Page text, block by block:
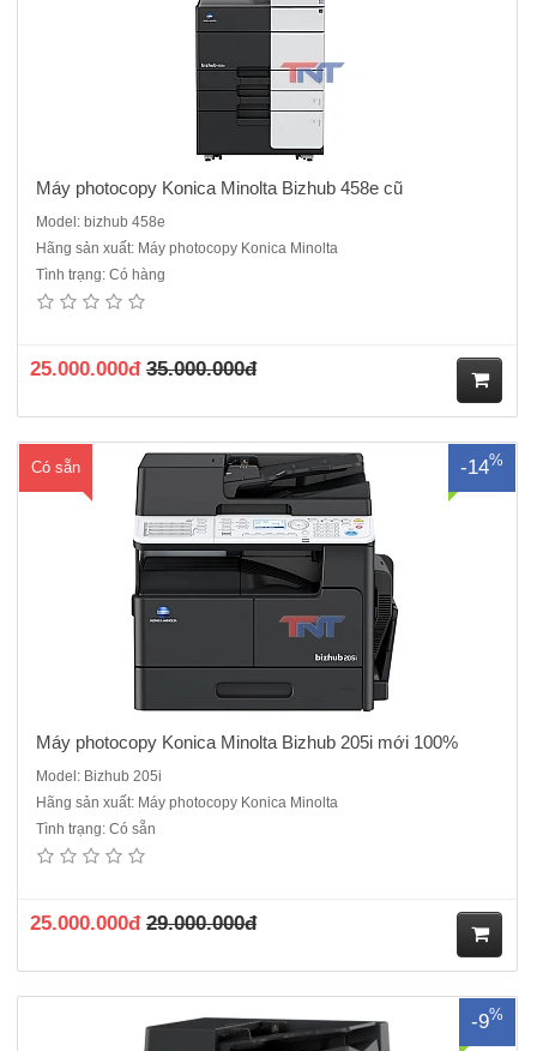
Máy photocopy Konica Minolta Bizhub 458e cũ
Model: bizhub 458e
Hãng sản xuất: Máy photocopy Konica Minolta
Tình trạng: Có hàng
25.000.000đ 35.000.000đ
ua
Có sẵn -14%
Máy photocopy Konica Minolta Bizhub 205i mới 100% Hàng chính
hãng , Nguyên đai , nguyên kiện- Màn hình điều khiển LCD 5 dòng.-
Máy photocopy Konica Minolta Bizhub 205i mới 100%
Model: Bizhub 205i
Hãng sản xuất: Máy photocopy Konica Minolta
Tình trạng: Có sẵn
25.000.000đ 29.000.000đ
ua
-9%
Máy photocopy Konica Minolta Bizhub 225i Mới 100% Hàng Chính
hãng, Nguyên đai nguyên kiện- Chức năng chuẩn : Copy - In - Quét